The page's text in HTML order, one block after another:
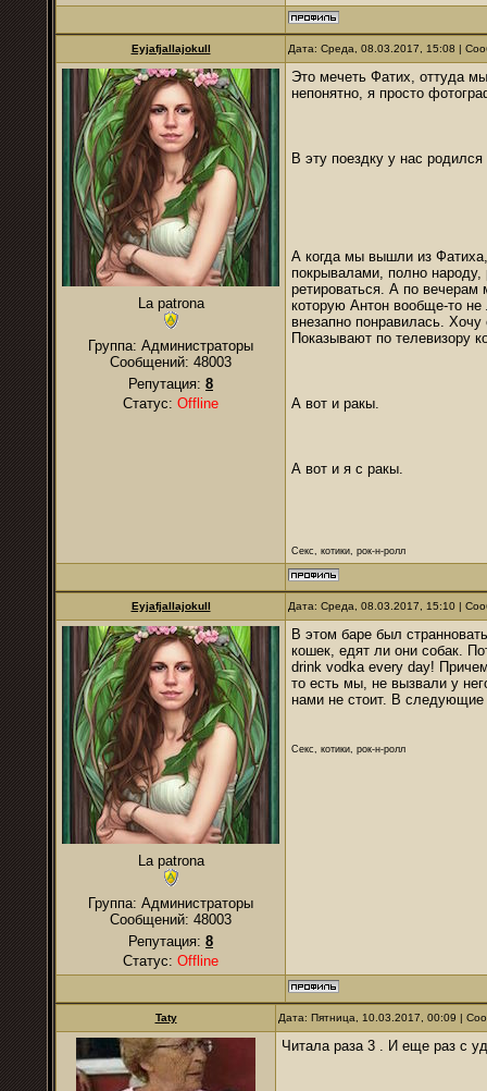
Eyjafjallajokull Дата: Среда, 08.03.2017, 15:08 |
La patrona
Группа: Администраторы
Сообщений: 48003
Репутация: 8
Статус: Offline
Это мечеть Фатих, оттуда
непонятно, я просто
В эту поездку у нас
А когда мы вышли из
покрывалами, полно
ретироваться. А по
которую Антон вообще-то
внезапно понравилась.
Показывают по телевизору
А вот и ракы.
А вот и я с ракы.
Секс, котики, рок-н-ролл
Eyjafjallajokull Дата: Среда, 08.03.2017, 15:10 |
La patrona
Группа: Администраторы
Сообщений: 48003
Репутация: 8
Статус: Offline
В этом баре был
кошек, едят ли они собак.
drink vodka every day!
то есть мы, не вызвали у
нами не стоит. В
Секс, котики, рок-н-ролл
Taty Дата: Пятница, 10.03.2017, 00:09 |
Читала раза 3 . И еще раз с